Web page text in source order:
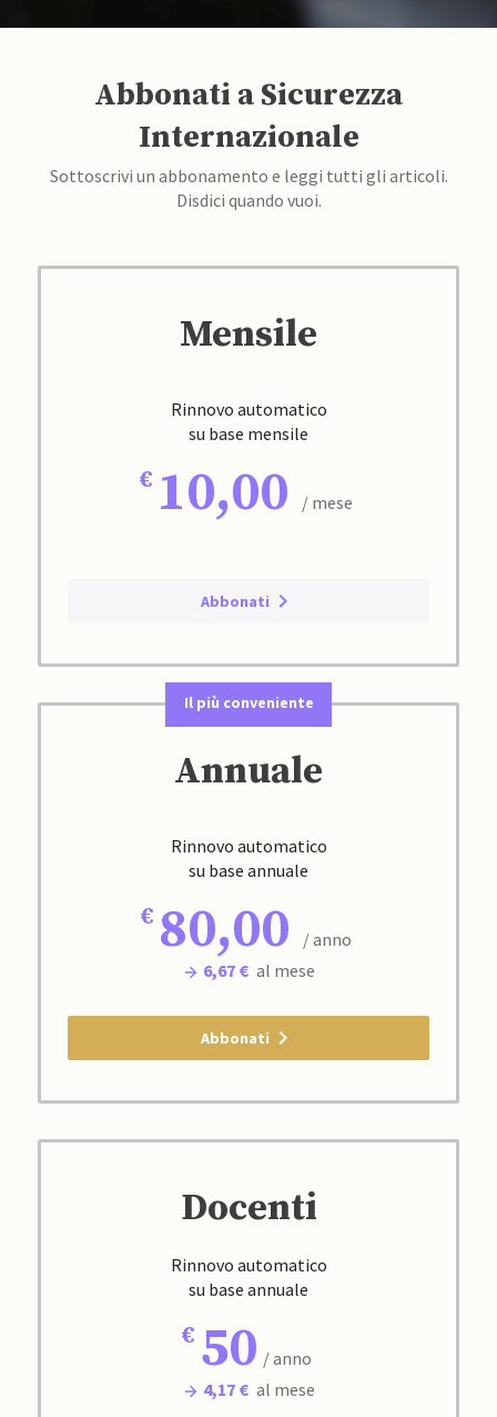
Abbonati a Sicurezza
Internazionale
Sottoscrivi un abbonamento e leggi tutti gli articoli.
Disdici quando vuoi.
Mensile
Rinnovo automatico
su base mensile
10,00 / mese
Abbonati
Il più conveniente
Annuale
Rinnovo automatico
su base annuale
80,00
/ anno
6,67 € al mese
Abbonati
Docenti
Rinnovo automatico
su base annuale
50 / anno
4,17 € al mese